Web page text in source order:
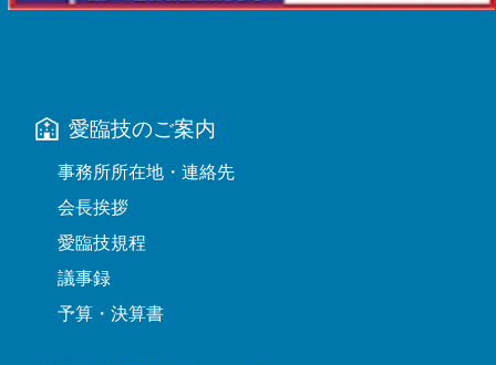
愛臨技のご案内
事務所所在地・連絡先
会長挨拶
愛臨技規程
議事録
予算・決算書